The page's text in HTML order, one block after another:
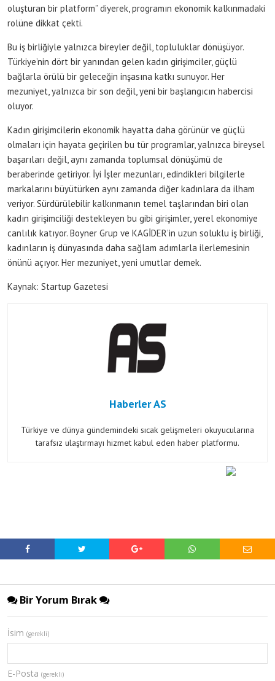
oluşturan bir platform” diyerek, programın ekonomik kalkınmadaki
rolüne dikkat çekti.
Bu iş birliğiyle yalnızca bireyler değil, topluluklar dönüşüyor.
Türkiye’nin dört bir yanından gelen kadın girişimciler, güçlü
bağlarla örülü bir geleceğin inşasına katkı sunuyor. Her
mezuniyet, yalnızca bir son değil, yeni bir başlangıcın habercisi
oluyor.
Kadın girişimcilerin ekonomik hayatta daha görünür ve güçlü
olmaları için hayata geçirilen bu tür programlar, yalnızca bireysel
başarıları değil, aynı zamanda toplumsal dönüşümü de
beraberinde getiriyor. İyi İşler mezunları, edindikleri bilgilerle
markalarını büyütürken aynı zamanda diğer kadınlara da ilham
veriyor. Sürdürülebilir kalkınmanın temel taşlarından biri olan
kadın girişimciliği destekleyen bu gibi girişimler, yerel ekonomiye
canlılık katıyor. Boyner Grup ve KAGİDER’in uzun soluklu iş birliği,
kadınların iş dünyasında daha sağlam adımlarla ilerlemesinin
önünü açıyor. Her mezuniyet, yeni umutlar demek.
Kaynak: Startup Gazetesi
Haberler AS
Türkiye ve dünya gündemindeki sıcak gelişmeleri okuyucularına
tarafsız ulaştırmayı hizmet kabul eden haber platformu.
Bir Yorum Bırak
İsim (gerekli)
E-Posta (gerekli)